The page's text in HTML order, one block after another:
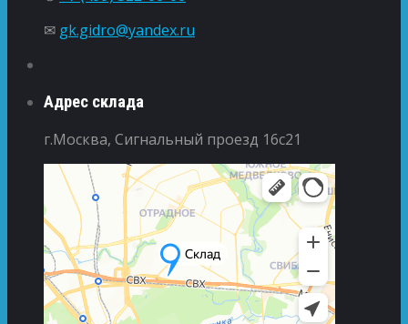
✉ gk.gidro@yandex.ru
Адрес склада
г.Москва, Сигнальный проезд 16с21